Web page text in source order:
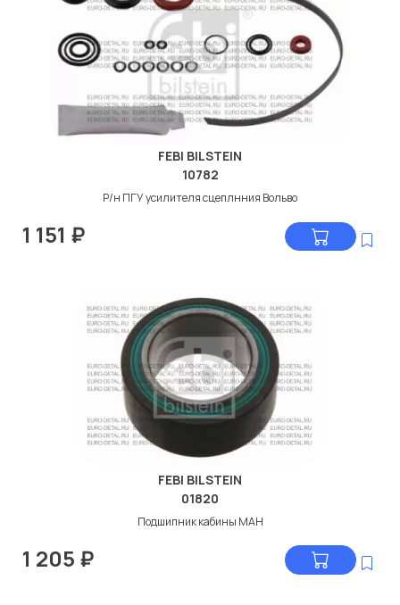
FEBI BILSTEIN
10782
Р/н ПГУ усилителя сцеплнния Вольво
1 151 ₽
FEBI BILSTEIN
01820
Подшипник кабины МАН
1 205 ₽